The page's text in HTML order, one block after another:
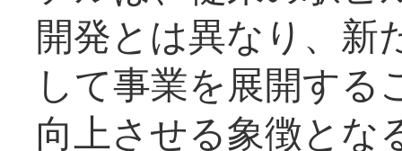
開発とは異なり、新
して事業を展開する
向上させる象徴とな